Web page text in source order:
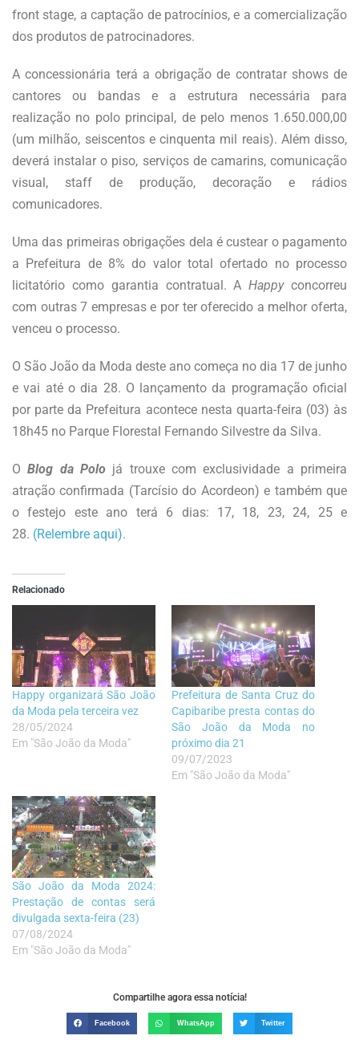
front stage, a captação de patrocínios, e a comercialização
dos produtos de patrocinadores.
A concessionária terá a obrigação de contratar shows de
cantores ou bandas e a estrutura necessária para
realização no polo principal, de pelo menos 1.650.000,00
(um milhão, seiscentos e cinquenta mil reais). Além disso,
deverá instalar o piso, serviços de camarins, comunicação
visual, staff de produção, decoração e rádios
comunicadores.
Uma das primeiras obrigações dela é custear o pagamento
a Prefeitura de 8% do valor total ofertado no processo
licitatório como garantia contratual. AHappyconcorreu
com outras 7 empresas e por ter oferecido a melhor oferta,
venceu o processo.
O São João da Moda deste ano começa no dia 17 de junho
e vai até o dia 28. O lançamento da programação oficial
por parte da Prefeitura acontece nesta quarta-feira (03) às
18h45 no Parque Florestal Fernando Silvestre da Silva.
OBlog da Polo já trouxe com exclusividade a primeira
atração confirmada (Tarcísio do Acordeon) e também que
o festejo este ano terá 6 dias: 17, 18, 23, 24, 25 e
28. (Relembre aqui).
Relacionado
Happy organizará São João
da Moda pela terceira vez
28/05/2024
Em "São João da Moda"
Prefeitura de Santa Cruz do
Capibaribe presta contas do
São João da Moda no
próximo dia 21
09/07/2023
Em "São João da Moda"
São João da Moda 2024:
Prestação de contas será
divulgada sexta-feira (23)
07/08/2024
Em "São João da Moda"
Compartilhe agora essa notícia!
Facebook WhatsApp Twitter